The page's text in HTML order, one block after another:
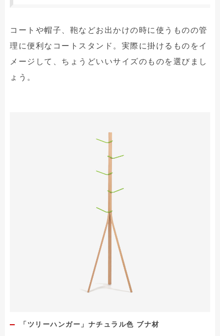
コートや帽子、鞄などお出かけの時に使うものの管
理に便利なコートスタンド。実際に掛けるものをイ
メージして、ちょうどいいサイズのものを選びまし
ょう。
「ツリーハンガー」ナチュラル色 ブナ材